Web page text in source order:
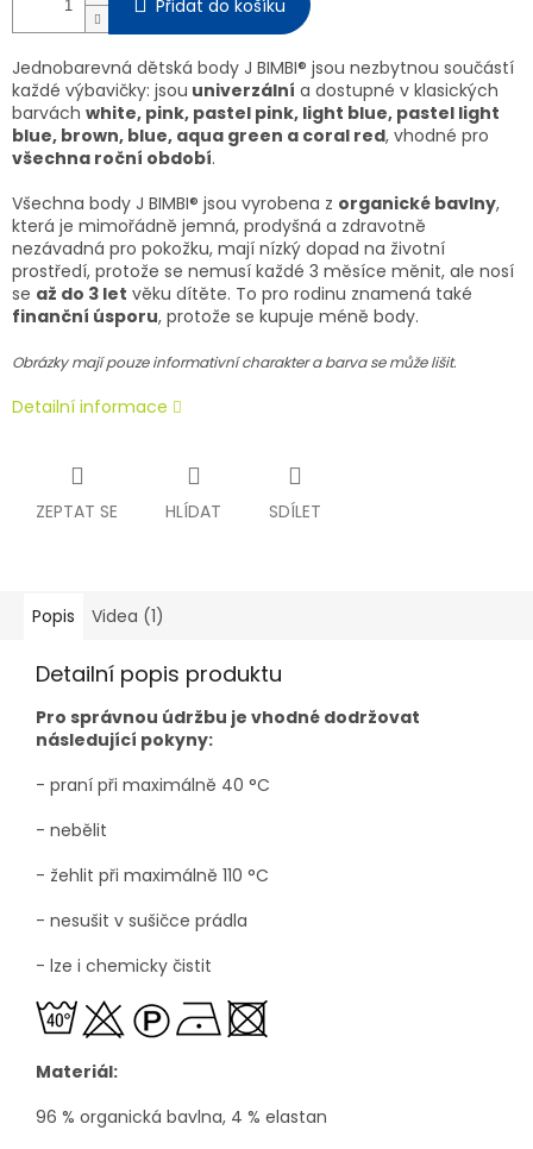
Přidat do košíku
Jednobarevná dětská body J BIMBI® jsou nezbytnou součástí
každé výbavičky: jsou univerzální a dostupné v klasických
barvách white, pink, pastel pink, light blue, pastel light
blue, brown, blue, aqua green a coral red, vhodné pro
všechna roční období.
Všechna body J BIMBI® jsou vyrobena z organické bavlny,
která je mimořádně jemná, prodyšná a zdravotně
nezávadná pro pokožku, mají nízký dopad na životní
prostředí, protože se nemusí každé 3 měsíce měnit, ale nosí
se až do 3 let věku dítěte. To pro rodinu znamená také
finanční úsporu, protože se kupuje méně body.
Obrázky mají pouze informativní charakter a barva se může lišit.
Detailní informace
ZEPTAT SE HLÍDAT SDÍLET
Popis Videa (1)
Detailní popis produktu
Pro správnou údržbu je vhodné dodržovat
následující pokyny:
- praní při maximálně 40 °C
- nebělit
- žehlit při maximálně 110 °C
- nesušit v sušičce prádla
- lze i chemicky čistit
Materiál:
96 % organická bavlna, 4 % elastan